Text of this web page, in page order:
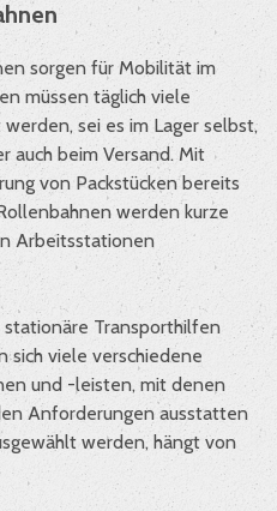
sorgen für Mobilität im
müssen täglich viele
sei es im Lager selbst,
auch beim Versand. Mit
von Packstücken bereits
werden kurze
Arbeitsstationen
Transporthilfen
sich viele verschiedene
und -leisten, mit denen
Anforderungen ausstatten
werden, hängt von